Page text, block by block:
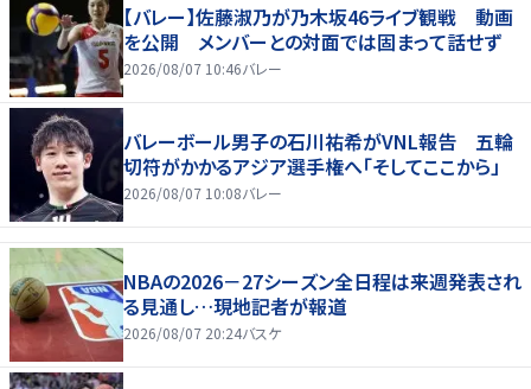
【バレー】佐藤淑乃が乃木坂46ライブ観戦 動画
を公開 メンバーとの対面では固まって話せず
2026/08/07 10:46バレー
バレーボール男子の石川祐希がVNL報告 五輪
切符がかかるアジア選手権へ「そしてここから」
2026/08/07 10:08バレー
NBAの2026－27シーズン全日程は来週発表され
る見通し…現地記者が報道
2026/08/07 20:24バスケ